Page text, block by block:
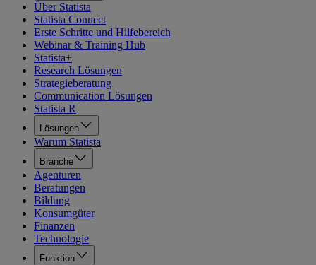
Über Statista
Statista Connect
Erste Schritte und Hilfebereich
Webinar & Training Hub
Statista+
Research Lösungen
Strategieberatung
Communication Lösungen
Statista R
Lösungen
Warum Statista
Branche
Agenturen
Beratungen
Bildung
Konsumgüter
Finanzen
Technologie
Funktion